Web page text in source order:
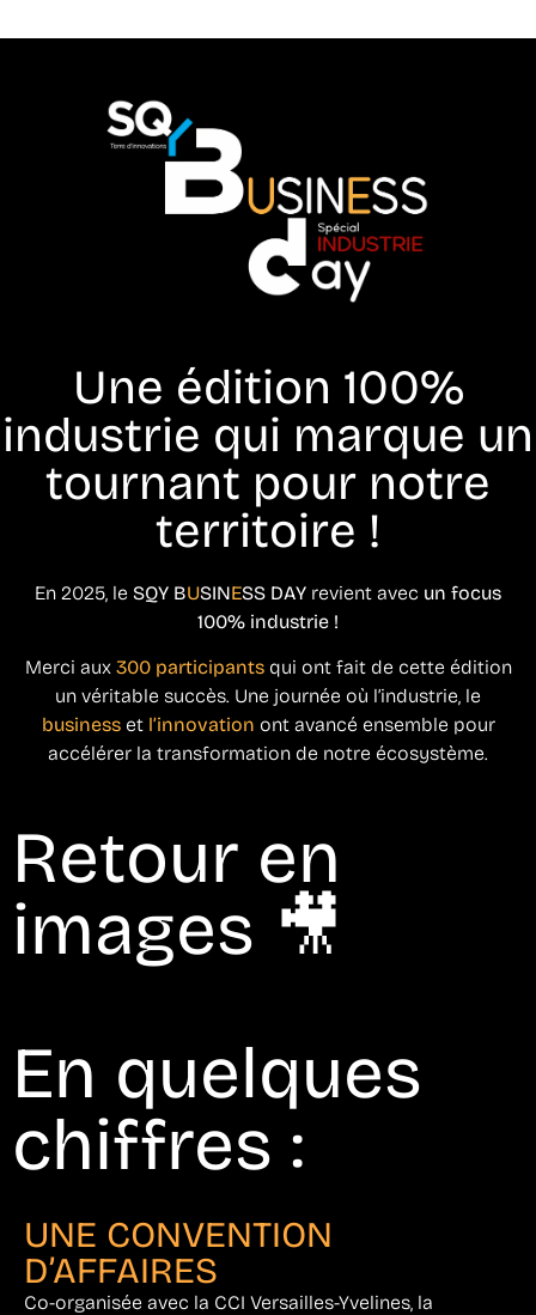
Une édition 100%
industrie qui marque un
tournant pour notre
territoire !
En 2025, le SQY BUSINESS DAY revient avec un focus
100% industrie !
Merci aux 300 participantsqui ont fait de cette édition
un véritable succès. Une journée où l’industrie, le
businesset l’innovation ont avancé ensemble pour
accélérer la transformation de notre écosystème.
Retour en
images 🎥
En quelques
chiffres :
UNE CONVENTION
D’AFFAIRES
Co-organisée avec la CCI Versailles-Yvelines, la